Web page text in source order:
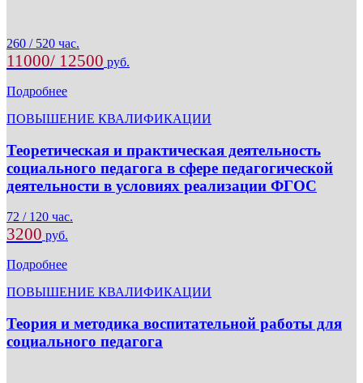
260 / 520 час.
11000/ 12500 руб.
Подробнее
ПОВЫШЕНИЕ КВАЛИФИКАЦИИ
Теоретическая и практическая деятельность
социального педагога в сфере педагогической
деятельности в условиях реализации ФГОС
72 / 120 час.
3200 руб.
Подробнее
ПОВЫШЕНИЕ КВАЛИФИКАЦИИ
Теория и методика воспитательной работы для
социального педагога